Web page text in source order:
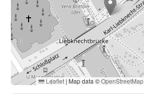
Leaflet | Map data ©OpenStreetMap